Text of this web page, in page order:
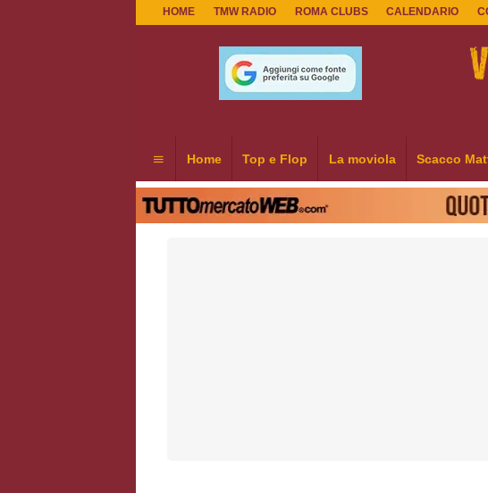
HOME TMW RADIO ROMA CLUBS CALENDARIO
Home Top e Flop La moviola Scacco